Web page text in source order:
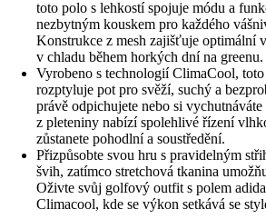
toto polo s lehkostí spojuje módu a
nezbytným kouskem pro každého
Konstrukce z mesh zajišťuje optimální
v chladu během horkých dní na greenu.
Vyrobeno s technologií ClimaCool,
rozptyluje pot pro svěží, suchý a
právě odpichujete nebo si
z pleteniny nabízí spolehlivé řízení
zůstanete pohodlní a soustředění.
Přizpůsobte svou hru s pravidelným
švih, zatímco stretchová tkanina
Oživte svůj golfový outfit s polem
Climacool, kde se výkon setkává se